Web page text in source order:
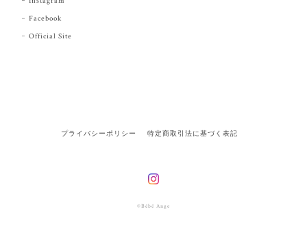
Facebook
Official Site
プライバシーポリシー 特定商取引法に基づく表記
©Bébé Ange